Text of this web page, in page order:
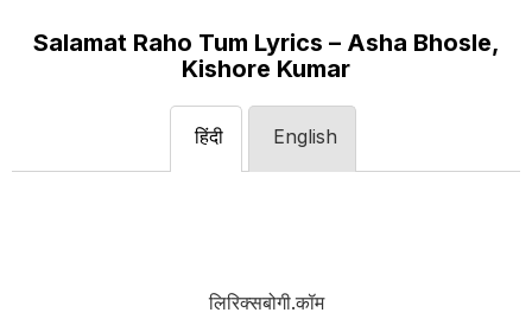
Salamat Raho Tum Lyrics – Asha Bhosle,
Kishore Kumar
हिंदी English
लिरिक्सबोगी.कॉम